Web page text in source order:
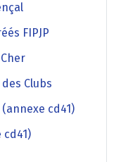
FIPJP
Clubs
cd41)
cd41)